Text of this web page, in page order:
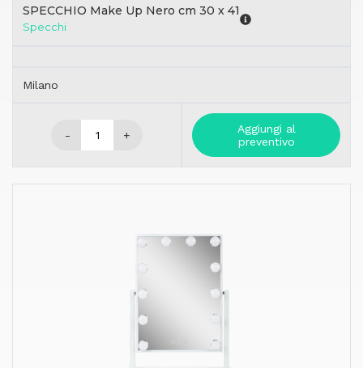
SPECCHIO Make Up Nero cm 30 x 41
Specchi
Milano
- +
Aggiungi al
preventivo